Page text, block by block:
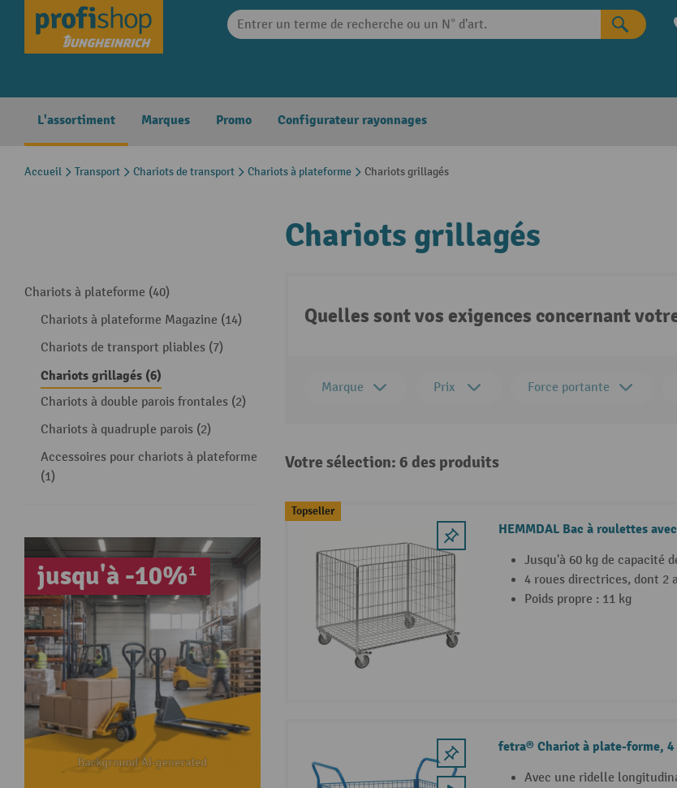
Skip to main navigation
L'assortiment Marques Promo Configurateur rayonnages
Accueil Transport Chariots de transport Chariots à plateforme Chariots grillagés
Chariots à plateforme (40)
Chariots à plateforme Magazine (14)
Chariots de transport pliables (7)
Chariots grillagés (6)
Chariots à double parois frontales (2)
Chariots à quadruple parois (2)
Accessoires pour chariots à plateforme
(1)
jusqu'à -10%¹
Chariots grillagés
Quelles sont vos exigences concernant
Marque Prix Force portante
Votre sélection: 6 des produits
Topseller
HEMMDAL Bac à roulettes
Jusqu'à 60 kg de capacité
4 roues directrices, dont 2
Poids propre : 11 kg
fetra® Chariot à plate-forme,
Avec une ridelle